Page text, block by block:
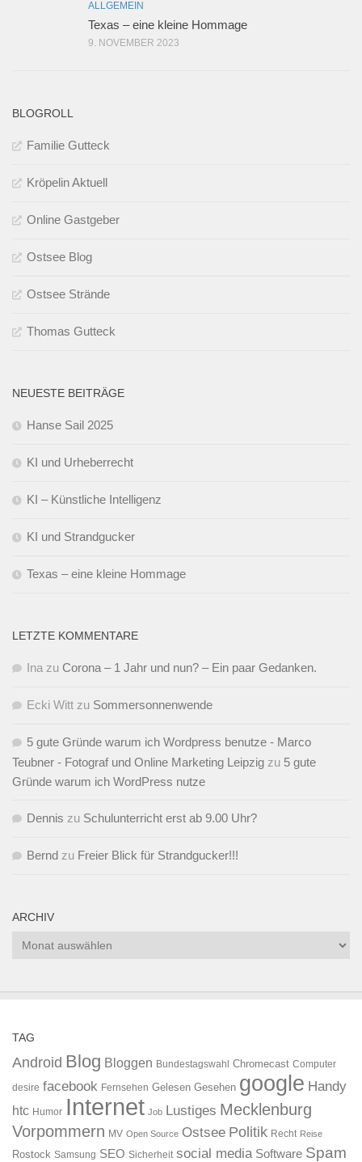
ALLGEMEIN
Texas – eine kleine Hommage
9. NOVEMBER 2023
BLOGROLL
Familie Gutteck
Kröpelin Aktuell
Online Gastgeber
Ostsee Blog
Ostsee Strände
Thomas Gutteck
NEUESTE BEITRÄGE
Hanse Sail 2025
KI und Urheberrecht
KI – Künstliche Intelligenz
KI und Strandgucker
Texas – eine kleine Hommage
LETZTE KOMMENTARE
Ina zu Corona – 1 Jahr und nun? – Ein paar Gedanken.
Ecki Witt zu Sommersonnenwende
5 gute Gründe warum ich Wordpress benutze - Marco
Teubner - Fotograf und Online Marketing Leipzig zu 5 gute
Gründe warum ich WordPress nutze
Dennis zu Schulunterricht erst ab 9.00 Uhr?
Bernd zu Freier Blick für Strandgucker!!!
ARCHIV
Archiv
TAG
Android Blog Bloggen Bundestagswahl Chromecast Computer
desire facebook Fernsehen Gelesen Gesehen google Handy
htc Humor Internet Job Lustiges Mecklenburg
Vorpommern MV Open Source Ostsee Politik Recht Reise
Rostock Samsung SEO Sicherheit social media Software Spam